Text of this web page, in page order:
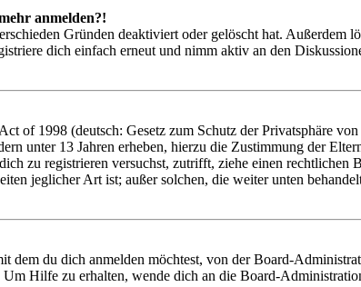
anmelden?!
Gründen deaktiviert oder gelöscht hat.
dich einfach erneut und nimm aktiv an den
of 1998 (deutsch: Gesetz zum Schutz der Privatsphäre
unter 13 Jahren erheben, hierzu die Zustimmung der
zu registrieren versuchst, zutrifft, ziehe einen rechtlichen
jeglicher Art ist; außer solchen, die weiter unten
dem du dich anmelden möchtest, von der Board-
Hilfe zu erhalten, wende dich an die Board-